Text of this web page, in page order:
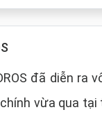
đã diễn ra
vừa qua tại